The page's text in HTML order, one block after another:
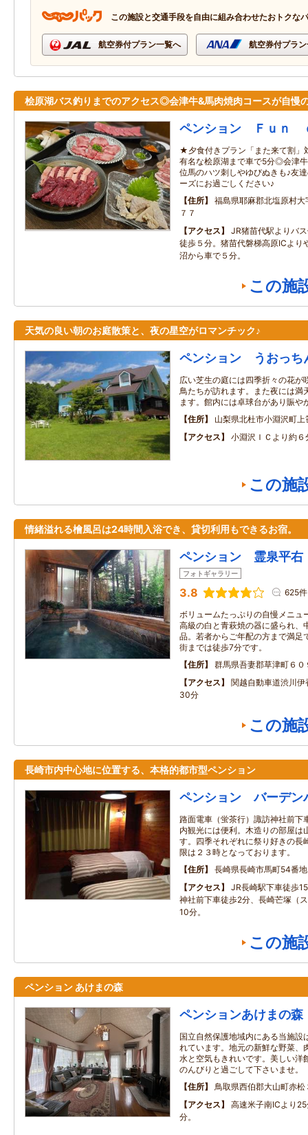
この施設と交通手段を自由に組み合わせたおトクな
航空券付プラン一覧へ 航空券付プラ
桧原湖バス釣りまでのアクセス◎会津牛&馬肉焼肉コースが自慢
ペンション Ｆｕｎ
★夕食付きプラン「また来て割
有名な桧原湖まで車で5分◎会津
位馬のハツ刺しやゆびぬきも♪友
ーズにお過ごしください♪
住所
福島県耶麻郡北塩原村
７７
アクセス
JR猪苗代駅よりバ
徒歩５分。猪苗代磐梯高原ICより
沼から車で５分。
この施
天気の良い朝のお庭散策と、夜の星空がロマンチック♪
ペンション うおっち
広い芝生の庭には四季折々の花が
鳥たちが訪れます。また夜には満
ます。館内には卓球台があり賑や
住所
山梨県北杜市小淵沢町上
アクセス
小淵沢ＩＣより約６
この施
情緒溢れる檜風呂は24時間入浴でき、貸切利用もできるお宿。
ペンション 霊泉平右
フォトギャラリー
3.8 625件
ボリュームたっぷりの自慢メニュ
高級の白と青萩焼の器に盛られ、
品。若者からご年配の方まで満足
街までは徒歩7分です。
住所
群馬県吾妻郡草津町６０
アクセス
関越自動車道渋川
30分
この施
長崎市内中心地に位置する、本格的都市型ペンション
ペンション バーデン
路面電車（蛍茶行）諏訪神社前下
内観光には便利。木造りの部屋は
す。四季それぞれに祭り好きの長
限は２３時となっております。
住所
長崎県長崎市馬町54番地
アクセス
JR長崎駅下車徒歩
神社前下車徒歩2分、長崎芒塚（
10分。
この施
ペンション あけまの森
ペンションあけまの森
国立自然保護地域内にある当施設
れています。地元の新鮮な野菜、
水と空気もきれいです。美しい洋
のんびりと過ごして下さいませ。
住所
鳥取県西伯郡大山町赤
アクセス
高速米子南ICより
分。